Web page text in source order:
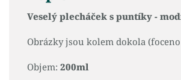
Veselý plecháček s puntíky -
Obrázky jsou kolem dokola
Objem: 200ml